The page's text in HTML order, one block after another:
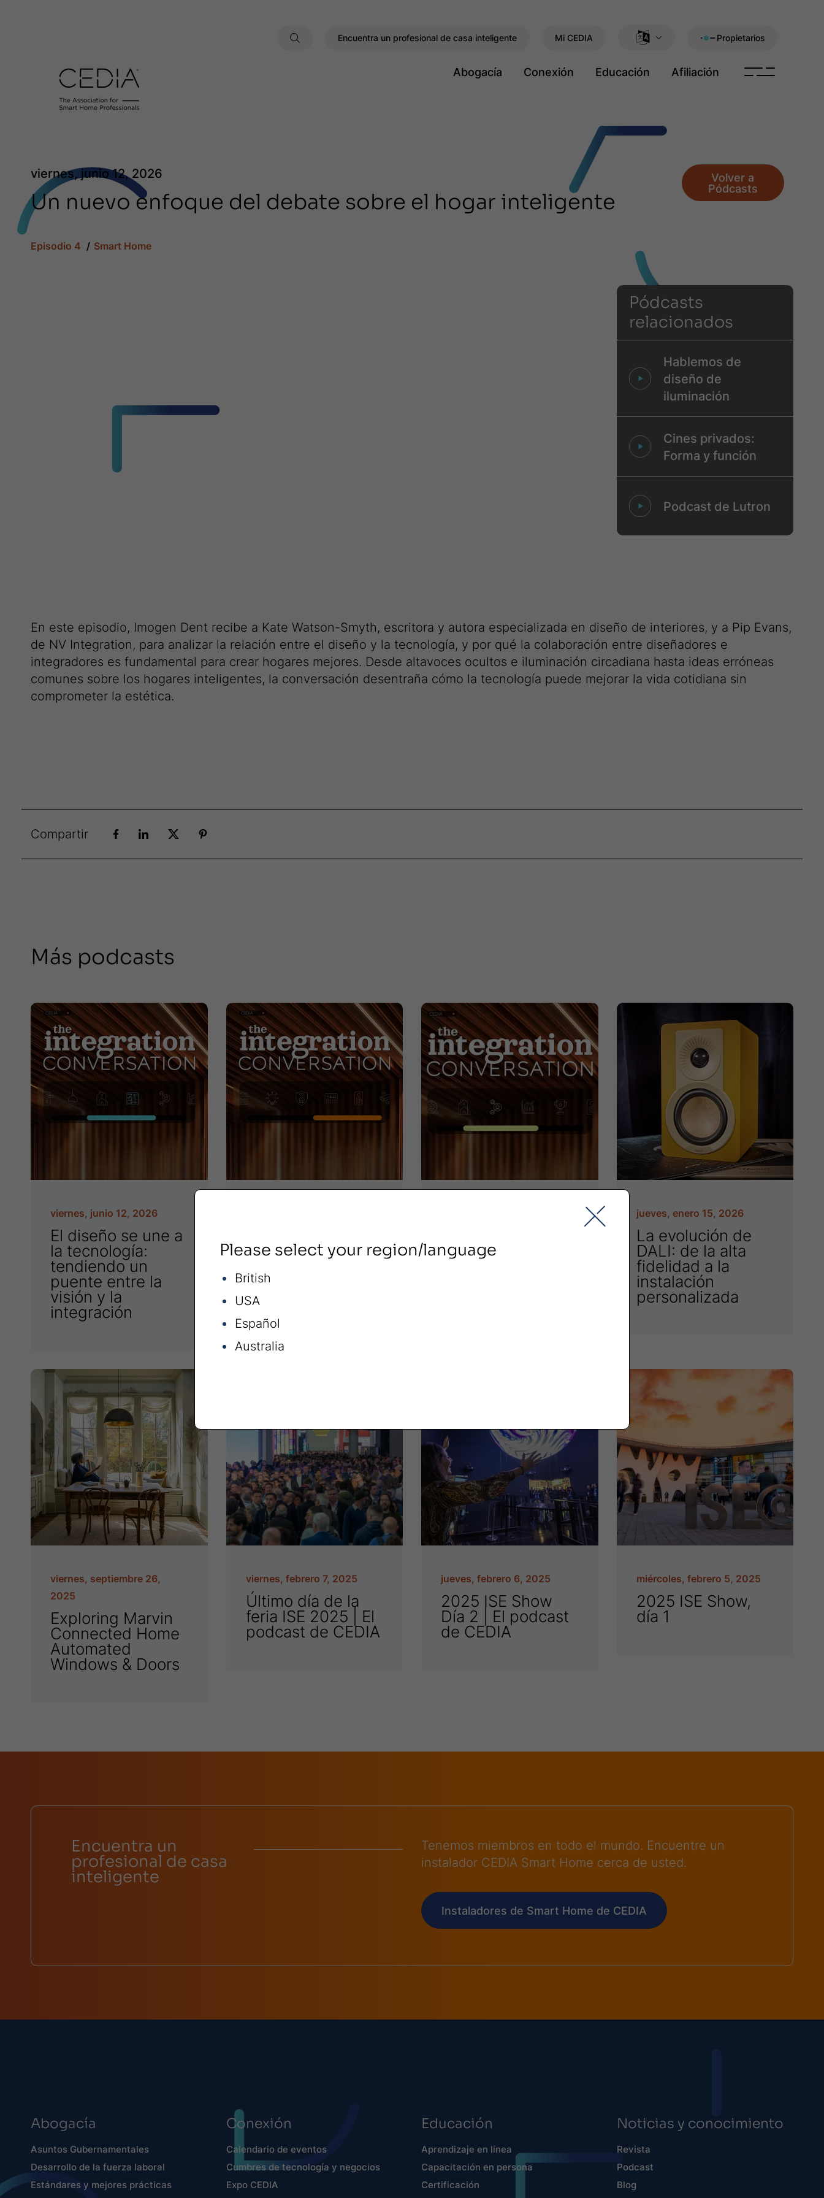
Encuentra un profesional de casa inteligente Mi CEDIA Propietarios
Abogacía Conexión Educación Afiliación
viernes, junio 12, 2026
Un nuevo enfoque del debate sobre el hogar inteligente
Episodio 4 Smart Home
Volver a
Pódcasts
Pódcasts
relacionados
Hablemos de
diseño de
iluminación
Cines privados:
Forma y función
Podcast de Lutron
En este episodio, Imogen Dent recibe a Kate Watson-Smyth, escritora y autora especializada en diseño de interiores, y a Pip Evans,
de NV Integration, para analizar la relación entre el diseño y la tecnología, y por qué la colaboración entre diseñadores e
integradores es fundamental para crear hogares mejores. Desde altavoces ocultos e iluminación circadiana hasta ideas erróneas
comunes sobre los hogares inteligentes, la conversación desentraña cómo la tecnología puede mejorar la vida cotidiana sin
comprometer la estética.
Compartir
Más podcasts
viernes, junio 12, 2026
El diseño se une a
la tecnología:
tendiendo un
puente entre la
visión y la
integración
MicroLED:
explorando la
nueva frontera del
vídeo
derechos en
acción
jueves, enero 15, 2026
La evolución de
DALI: de la alta
fidelidad a la
instalación
personalizada
viernes, septiembre 26,
2025
Exploring Marvin
Connected Home
Automated
Windows & Doors
viernes, febrero 7, 2025
Último día de la
feria ISE 2025 | El
podcast de CEDIA
jueves, febrero 6, 2025
2025 ISE Show
Día 2 | El podcast
de CEDIA
miércoles, febrero 5, 2025
2025 ISE Show,
día 1
Encuentra un
profesional de casa
inteligente
Tenemos miembros en todo el mundo. Encuentre un
instalador CEDIA Smart Home cerca de usted.
Instaladores de Smart Home de CEDIA
Abogacía
Asuntos Gubernamentales
Desarrollo de la fuerza laboral
Estándares y mejores prácticas
Conexión
Calendario de eventos
Cumbres de tecnología y negocios
Expo CEDIA
Educación
Aprendizaje en línea
Capacitación en persona
Certificación
Noticias y conocimiento
Revista
Podcast
Blog
Please select your region/language
British
USA
Español
Australia